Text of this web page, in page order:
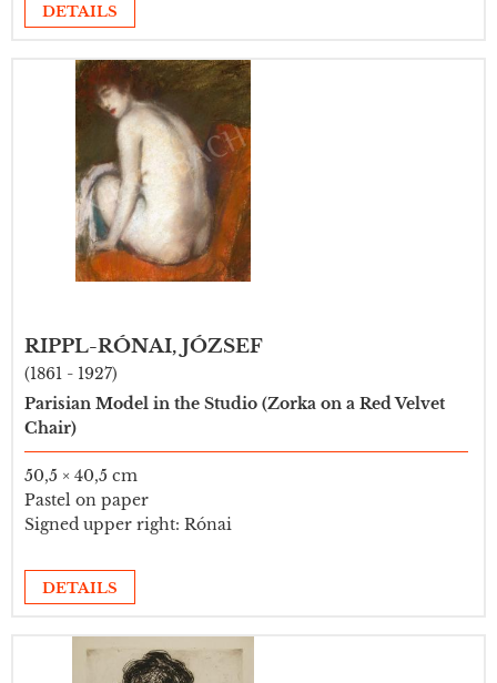
DETAILS
RIPPL-RÓNAI, JÓZSEF
(1861 - 1927)
Parisian Model in the Studio (Zorka on a Red Velvet
Chair)
50,5 × 40,5 cm
Pastel on paper
Signed upper right: Rónai
DETAILS